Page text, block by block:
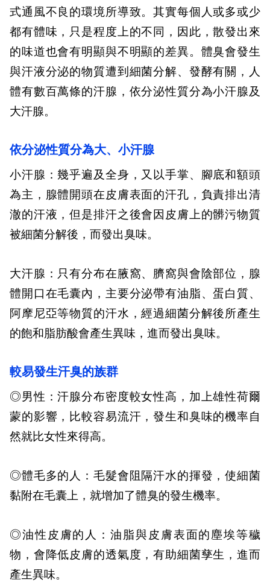
式通風不良的環境所導致。其實每個人或多或少
都有體味，只是程度上的不同，因此，散發出來
的味道也會有明顯與不明顯的差異。體臭會發生
與汗液分泌的物質遭到細菌分解、發酵有關，人
體有數百萬條的汗腺，依分泌性質分為小汗腺及
大汗腺。
依分泌性質分為大、小汗腺
小汗腺：幾乎遍及全身，又以手掌、腳底和額頭
為主，腺體開頭在皮膚表面的汗孔，負責排出清
澈的汗液，但是排汗之後會因皮膚上的髒污物質
被細菌分解後，而發出臭味。
大汗腺：只有分布在腋窩、臍窩與會陰部位，腺
體開口在毛囊內，主要分泌帶有油脂、蛋白質、
阿摩尼亞等物質的汗水，經過細菌分解後所產生
的飽和脂肪酸會產生異味，進而發出臭味。
較易發生汗臭的族群
◎男性：汗腺分布密度較女性高，加上雄性荷爾
蒙的影響，比較容易流汗，發生和臭味的機率自
然就比女性來得高。
◎體毛多的人：毛髮會阻隔汗水的揮發，使細菌
黏附在毛囊上，就增加了體臭的發生機率。
◎油性皮膚的人：油脂與皮膚表面的塵埃等穢
物，會降低皮膚的透氣度，有助細菌孳生，進而
產生異味。